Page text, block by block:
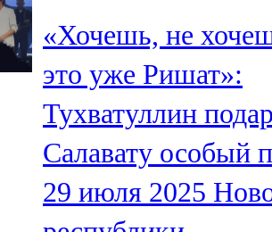
106,1 FM
Түбән Кама
102,6 FM
Чирмешән
107,7 FM
«Хочешь, не
это уже Ришат»:
Тухватуллин
Салавату особый
29 июля 2025